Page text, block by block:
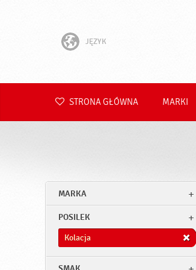
JĘZYK
Hrvatski
Română
Deutsch
STRONA GŁÓWNA MARKI
MARKA
POSILEK
Kolacja